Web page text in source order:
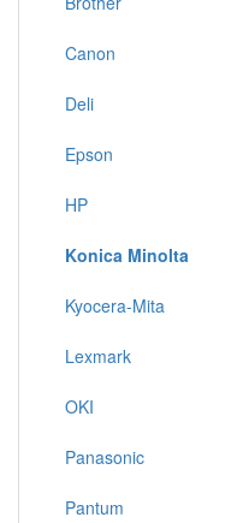
Canon
Deli
Epson
HP
Konica Minolta
Kyocera-Mita
Lexmark
OKI
Panasonic
Pantum